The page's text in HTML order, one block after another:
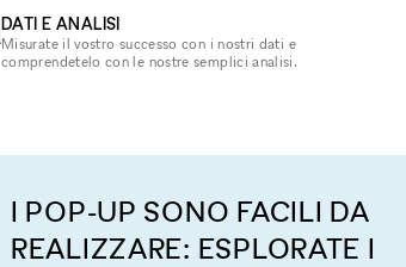
DATI E ANALISI
Misurate il vostro successo con i nostri dati e
comprendetelo con le nostre semplici analisi.
I POP-UP SONO FACILI DA
REALIZZARE: ESPLORATE I